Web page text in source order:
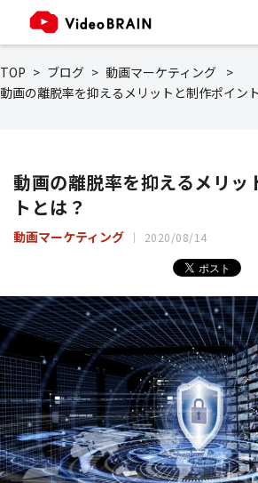
TOP ブログ
動画マーケティング
動画の離脱率を抑えるメリットと制作ポイン
動画の離脱率を抑えるメリッ
トとは？
動画マーケティング 2020/08/14